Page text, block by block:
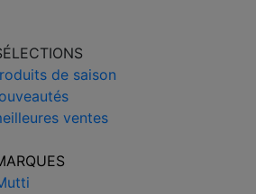
de saison
ventes